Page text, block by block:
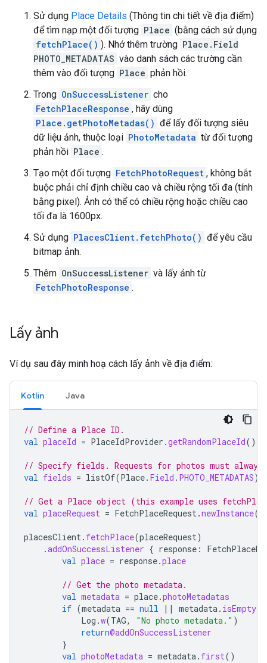
Sử dụng Place Details (Thông tin chi tiết về địa điểm)
để tìm nạp một đối tượng Place (bằng cách sử dụng
fetchPlace() ). Nhớ thêm trường Place.Field
PHOTO_METADATAS vào danh sách các trường cần
thêm vào đối tượng Place phản hồi.
Trong OnSuccessListener cho
FetchPlaceResponse , hãy dùng
Place.getPhotoMetadas() để lấy đối tượng siêu
dữ liệu ảnh, thuộc loại PhotoMetadata từ đối tượng
phản hồi Place .
Tạo một đối tượng FetchPhotoRequest , không bắt
buộc phải chỉ định chiều cao và chiều rộng tối đa (tính
bằng pixel). Ảnh có thể có chiều rộng hoặc chiều cao
tối đa là 1600px.
Sử dụng PlacesClient.fetchPhoto() để yêu cầu
bitmap ảnh.
Thêm OnSuccessListener và lấy ảnh từ
FetchPhotoResponse .
Lấy ảnh
Ví dụ sau đây minh hoạ cách lấy ảnh về địa điểm:
Kotlin Java
// Define a Place ID.
val placeId = PlaceIdProvider .getRandomPlaceId()
// Specify fields. Requests for photos must always
val fields = listOf(Place. Field . PHOTO_METADATAS)
// Get a Place object (this example uses
val placeRequest = FetchPlaceRequest.newInstance(
placesClient. fetchPlace(placeRequest)
.addOnSuccessListener { response :
val place = response.place
// Get the photo metadata.
val metadata = place.photoMetadatas
if (metadata == null || metadata. isEmpty
Log .w(TAG, "No photo metadata." )
return@addOnSuccessListener
}
val photoMetadata = metadata. first()